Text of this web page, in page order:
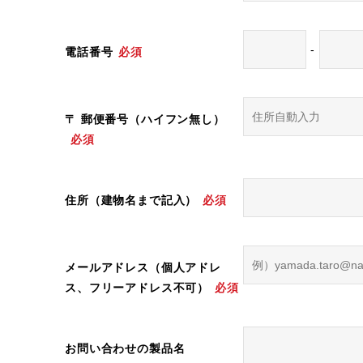
電話番号 必須 -
〒 郵便番号（ハイフン無し）
必須
住所（建物名まで記入） 必須
メールアドレス（個人アドレ
ス、フリーアドレス不可）
必須
お問い合わせの製品名